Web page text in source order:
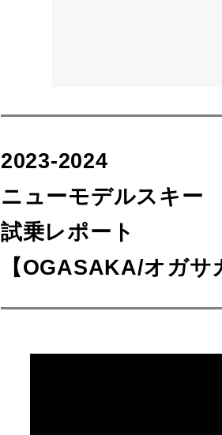
2023-2024
ニューモデルスキー
試乗レポート
【OGASAKA/オガサ